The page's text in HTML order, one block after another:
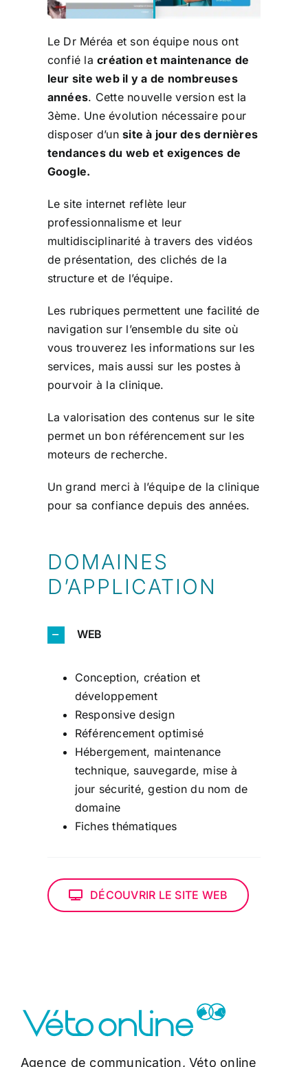
Le Dr Méréa et son équipe nous ont
confié lacréation et maintenance de
leur site web il y a de nombreuses
années. Cette nouvelle version est la
3ème. Une évolution nécessaire pour
disposer d’unsite à jour des dernières
tendances du web et exigences de
Google.
Le site internet reflète leur
professionnalisme et leur
multidisciplinarité à travers des vidéos
de présentation, des clichés de la
structure et de l’équipe.
Les rubriques permettent une facilité de
navigation sur l’ensemble du site où
vous trouverez les informations sur les
services, mais aussi sur les postes à
pourvoir à la clinique.
La valorisation des contenus sur le site
permet un bon référencement sur les
moteurs de recherche.
Un grand merci à l’équipe de la clinique
pour sa confiance depuis des années.
DOMAINES
D’APPLICATION
WEB
Conception, création et
développement
Responsive design
Référencement optimisé
Hébergement, maintenance
technique, sauvegarde, mise à
jour sécurité, gestion du nom de
domaine
Fiches thématiques
DÉCOUVRIR LE SITE WEB
Agence de communication, Véto online